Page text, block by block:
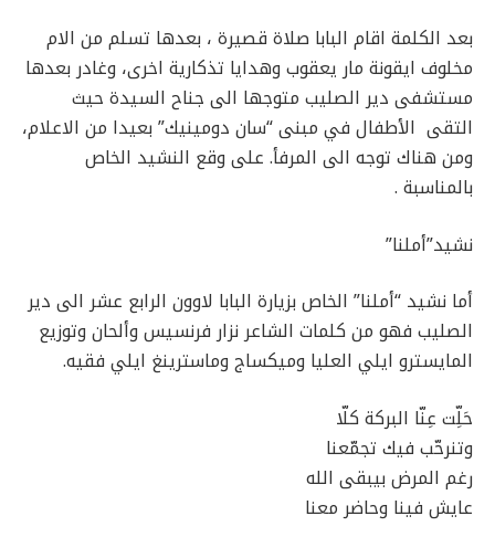
بعد الكلمة اقام البابا صلاة قصيرة ، بعدها تسلم من الام
مخلوف ايقونة مار يعقوب وهدايا تذكارية اخرى، وغادر بعدها
مستشفى دير الصليب متوجها الى جناح السيدة حيث
التقى الأطفال في مبنى “سان دومينيك” بعيدا من الاعلام،
ومن هناك توجه الى المرفأ. على وقع النشيد الخاص
بالمناسبة .
نشيد”أملنا”
أما نشيد “أملنا” الخاص بزيارة البابا لاوون الرابع عشر الى دير
الصليب فهو من كلمات الشاعر نزار فرنسيس وألحان وتوزيع
المايسترو ايلي العليا وميكساج وماسترينغ ايلي فقيه.
حَلِّت عِنّا البركة كلّا
وتنرحّب فيك تجمّعنا
رغم المرض بيبقى الله
عايش فينا وحاضر معنا